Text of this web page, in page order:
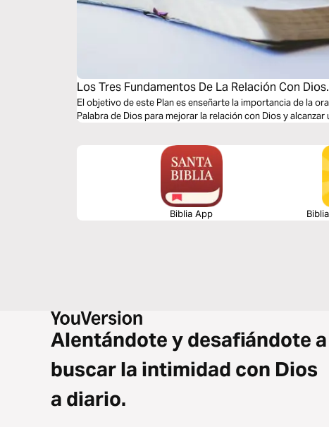
Los Tres Fundamentos De La Relación Con Dios.
El objetivo de este Plan es enseñarte la importancia de la
Palabra de Dios para
Biblia App
Alentándote y desafiándote a
buscar la intimidad con Dios
a diario.